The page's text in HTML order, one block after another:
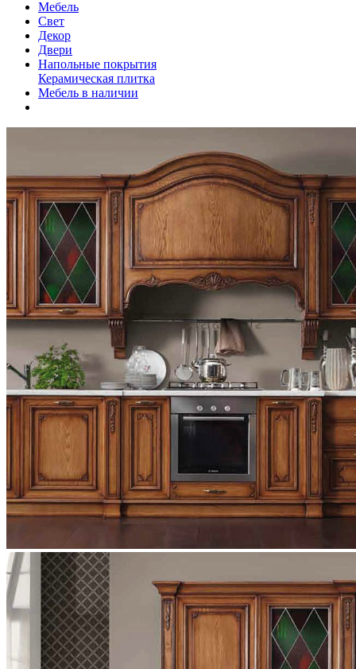
Мебель
Свет
Декор
Двери
Напольные покрытия
Керамическая плитка
Мебель в наличии